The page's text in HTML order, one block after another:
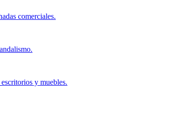
comerciales.
y muebles.